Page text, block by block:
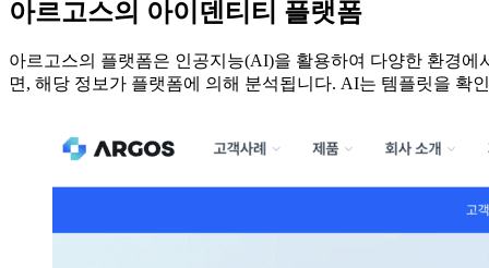
아르고스의 아이덴티티 플랫폼
아르고스의 플랫폼은 인공지능(AI)을 활용하여 다양한 환경
면, 해당 정보가 플랫폼에 의해 분석됩니다. AI는 템플릿을 확